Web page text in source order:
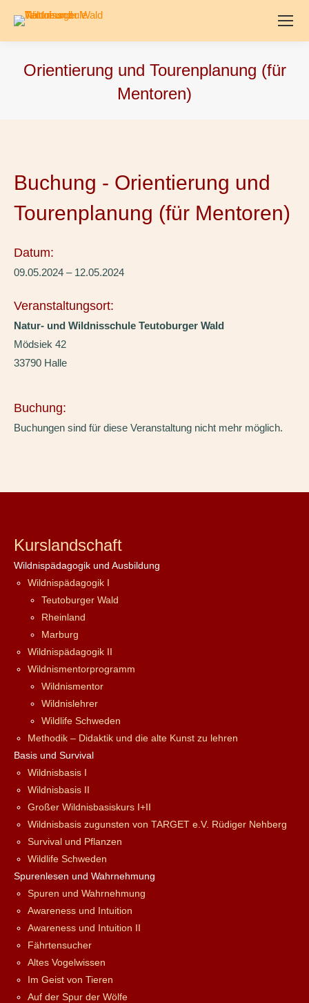
Orientierung und Tourenplanung (für
Mentoren)
Buchung - Orientierung und
Tourenplanung (für Mentoren)
Datum:
09.05.2024 – 12.05.2024
Veranstaltungsort:
Natur- und Wildnisschule Teutoburger Wald
Mödsiek 42
33790 Halle
Buchung:
Buchungen sind für diese Veranstaltung nicht mehr möglich.
Kurslandschaft
Wildnispädagogik und Ausbildung
Wildnispädagogik I
Teutoburger Wald
Rheinland
Marburg
Wildnispädagogik II
Wildnismentorprogramm
Wildnismentor
Wildnislehrer
Wildlife Schweden
Methodik – Didaktik und die alte Kunst zu lehren
Basis und Survival
Wildnisbasis I
Wildnisbasis II
Großer Wildnisbasiskurs I+II
Wildnisbasis zugunsten von TARGET e.V. Rüdiger Nehberg
Survival und Pflanzen
Wildlife Schweden
Spurenlesen und Wahrnehmung
Spuren und Wahrnehmung
Awareness und Intuition
Awareness und Intuition II
Fährtensucher
Altes Vogelwissen
Im Geist von Tieren
Auf der Spur der Wölfe